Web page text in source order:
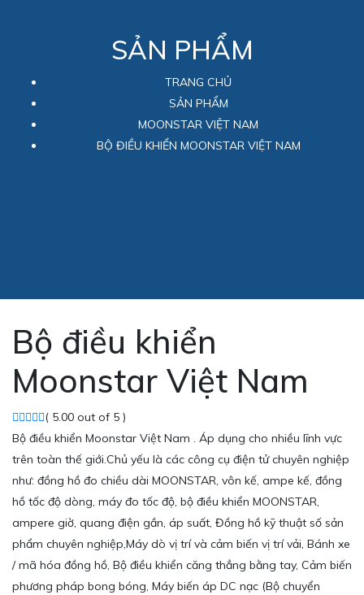
SẢN PHẨM
TRANG CHỦ
SẢN PHẨM
MOONSTAR VIỆT NAM
BỘ ĐIỀU KHIỂN MOONSTAR VIỆT NAM
Bộ điều khiển
Moonstar Việt Nam
( 5.00 out of 5 )
Bộ điều khiển Moonstar Việt Nam . Áp dụng cho nhiều lĩnh vực
trên toàn thế giới.Chủ yếu là các công cụ điện tử chuyên nghiệp
như: đồng hồ đo chiều dài MOONSTAR, vôn kế, ampe kế, đồng
hồ tốc độ dòng, máy đo tốc độ, bộ điều khiển MOONSTAR,
ampere giờ, quang điện gần, áp suất, Đồng hồ kỹ thuật số sản
phẩm chuyên nghiệp,Máy dò vị trí và cảm biến vị trí vải, Bánh xe
/ mã hóa đồng hồ, Bộ điều khiển căng thẳng bằng tay, Cảm biến
phương pháp bong bóng, Máy biến áp DC nạc (Bộ chuyển